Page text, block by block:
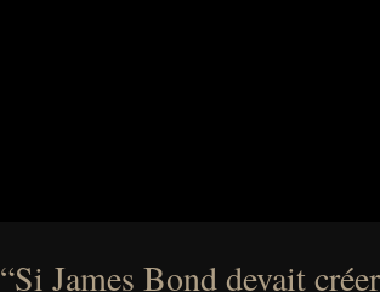
“Si James Bond devait